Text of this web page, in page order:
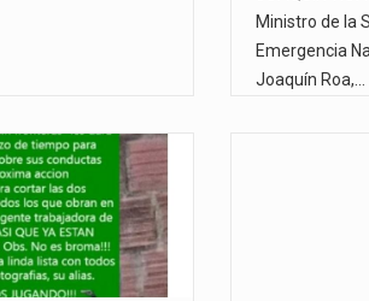
Ministro de la
Emergencia
Joaquín Roa,…